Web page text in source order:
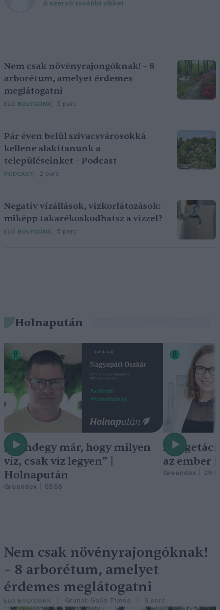
A szerző további cikkei
Nem csak növényrajongóknak! – 8
arborétum, amelyet érdemes
meglátogatni
ÉLŐ BOLYGÓNK 5 perc
Pár éven belül szivacsvárosokká
kellene alakítanunk a
településeinket – Podcast
PODCAST 2 perc
Negatív vízállások, vízkorlátozások:
miképp takarékoskodhatsz a vízzel?
ÉLŐ BOLYGÓNK 5 perc
Holnapután
„Mindegy már, hogy milyen
víz, csak víz legyen” |
Holnapután
Greendex 55:58
A
az ember
Greendex
Nem csak növényrajongóknak!
– 8 arborétum, amelyet
érdemes meglátogatni
ÉLŐ BOLYGÓNK Granát-Galló Tímea 5 perc